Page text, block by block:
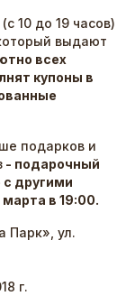
10 до 19 часов)
выдают
всех
купоны в
подарков и
- подарочный
другими
в 19:00.
Парк», ул.
г.